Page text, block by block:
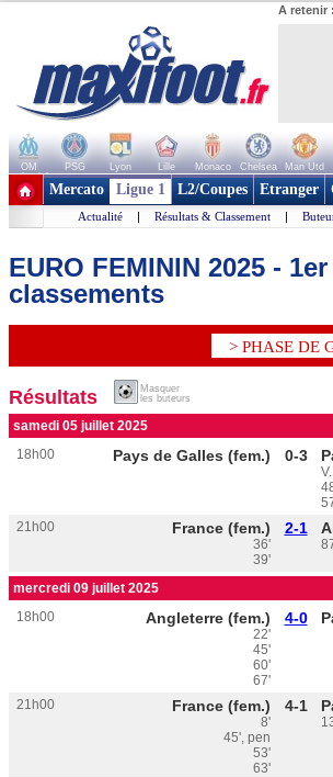
A retenir :
OM PSG Lyon Lille Monaco Chelsea Man Utd
+ de clubs
Mercato Ligue 1 L2/Coupes Etranger
Actualité | Résultats & Classement |
EURO FEMININ 2025 -
classements
> PHASE DE
Résultats
Masquer
les buteurs
samedi 05 juillet 2025
18h00
Pays de Galles (fem.) 0-3
21h00
France (fem.) 2-1
36'
39'
mercredi 09 juillet 2025
18h00
Angleterre (fem.) 4-0
22'
45'
60'
67'
21h00
France (fem.) 4-1
8'
45', pen
53'
63'